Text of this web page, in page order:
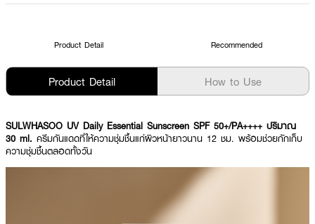
Product Detail Recommended
Product Detail How to Use
SULWHASOO UV Daily Essential Sunscreen SPF 50+/PA++++ ปริมาณ
30 ml. ครีมกันแดดที่ให้ความชุ่มชื้นแก่ผิวหน้ายาวนาน 12 ชม. พร้อมช่วยกักเก็บ
ความชุ่มชื้นตลอดทั้งวัน